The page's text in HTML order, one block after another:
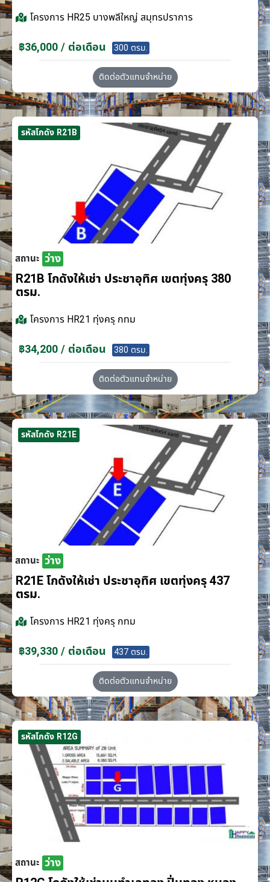
โครงการ HR25 บางพลีใหญ่ สมุทรปราการ
฿36,000 / ต่อเดือน 300 ตรม.
ติดต่อตัวแทนจำหน่าย
รหัสโกดัง R21B
สถานะ ว่าง
R21B โกดังให้เช่า ประชาอุทิศ เขตทุ่งครุ 380
ตรม.
โครงการ HR21 ทุ่งครุ กทม
฿34,200 / ต่อเดือน 380 ตรม.
ติดต่อตัวแทนจำหน่าย
รหัสโกดัง R21E
สถานะ ว่าง
R21E โกดังให้เช่า ประชาอุทิศ เขตทุ่งครุ 437
ตรม.
โครงการ HR21 ทุ่งครุ กทม
฿39,330 / ต่อเดือน 437 ตรม.
ติดต่อตัวแทนจำหน่าย
รหัสโกดัง R12G
สถานะ ว่าง